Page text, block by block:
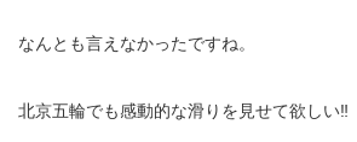
なんとも言えなかったですね。
北京五輪でも感動的な滑りを見せて欲しい‼️